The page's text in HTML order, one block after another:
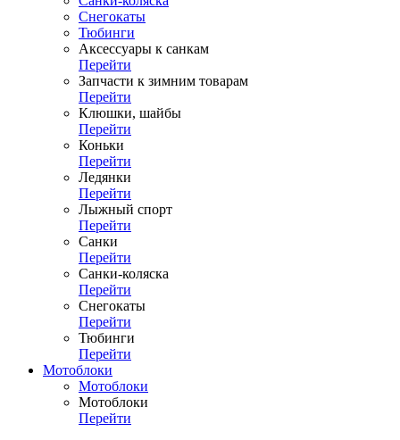
Снегокаты
Тюбинги
Аксессуары к санкам
Перейти
Запчасти к зимним товарам
Перейти
Клюшки, шайбы
Перейти
Коньки
Перейти
Ледянки
Перейти
Лыжный спорт
Перейти
Санки
Перейти
Санки-коляска
Перейти
Снегокаты
Перейти
Тюбинги
Перейти
Мотоблоки
Мотоблоки
Мотоблоки
Перейти